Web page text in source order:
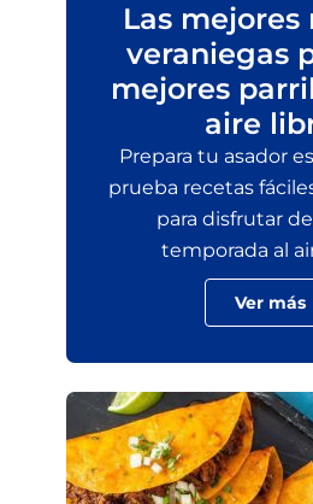
Las mejores
veraniegas
mejores
aire
Prepara tu asador
prueba recetas
para disfrutar
temporada al
Ver más